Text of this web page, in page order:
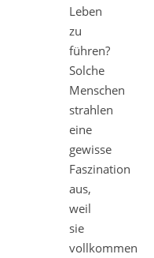
Leben
zu
führen?
Solche
Menschen
strahlen
eine
gewisse
Faszination
aus,
weil
sie
vollkommen